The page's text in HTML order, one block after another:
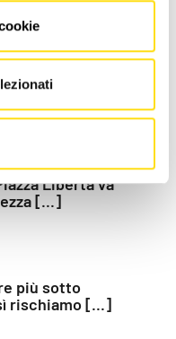
Libertà va
[...]
più sotto
rischiamo [...]